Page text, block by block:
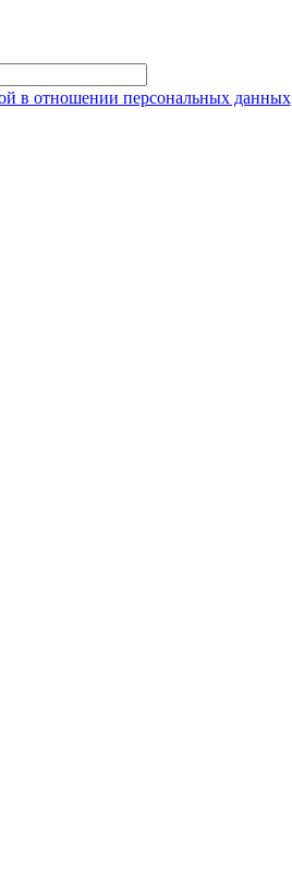
в отношении персональных данных